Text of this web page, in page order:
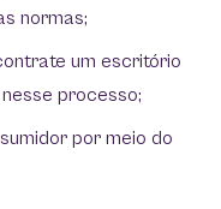
normas;
um escritório
processo;
por meio do